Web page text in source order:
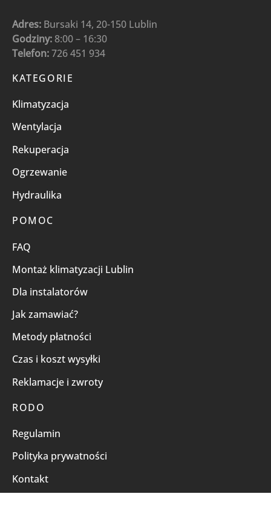
Adres: Bursaki 14, 20-150 Lublin
Godziny: 8:00 – 16:30
Telefon:726 451 934
KATEGORIE
Klimatyzacja
Wentylacja
Rekuperacja
Ogrzewanie
Hydraulika
POMOC
FAQ
Montaż klimatyzacji Lublin
Dla instalatorów
Jak zamawiać?
Metody płatności
Czas i koszt wysyłki
Reklamacje i zwroty
RODO
Regulamin
Polityka prywatności
Kontakt